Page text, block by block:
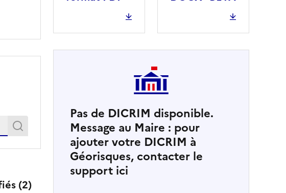
Rechercher
Recherche
(2)
Pas de DICRIM disponible.
Message au Maire : pour
ajouter votre DICRIM à
Géorisques, contacter le
support ici